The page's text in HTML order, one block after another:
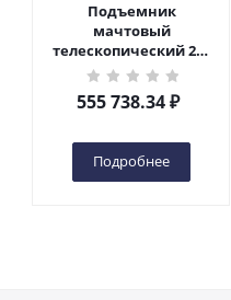
Подъемник
мачтовый
телескопический 200
кг 6 м TOR GTWY6-200S
DC 2-мачтовый
(автономный) (G) в
555 738.34₽
Подробнее